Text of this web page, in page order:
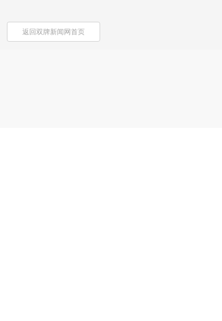
返回双牌新闻网首页